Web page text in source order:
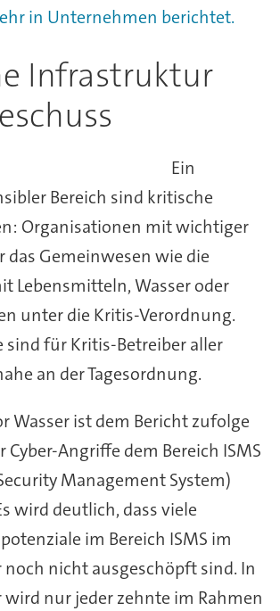
in Unternehmen berichtet.
Infrastruktur
Ein
Bereich sind kritische
Organisationen mit wichtiger
das Gemeinwesen wie die
Lebensmitteln, Wasser oder
unter die Kritis-Verordnung.
sind für Kritis-Betreiber aller
an der Tagesordnung.
Wasser ist dem Bericht zufolge
Angriffe dem Bereich ISMS
Management System)
wird deutlich, dass viele
im Bereich ISMS im
noch nicht ausgeschöpft sind. In
wird nur jeder zehnte im Rahmen